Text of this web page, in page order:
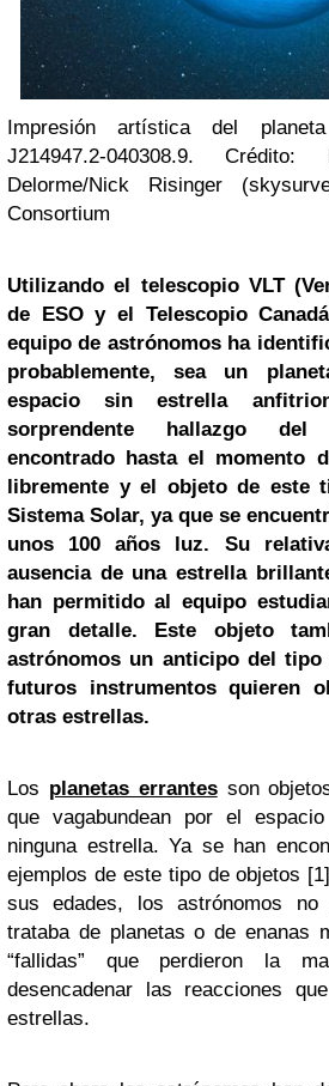
Impresión artística del
J214947.2-040308.9. Crédito:
Delorme/Nick Risinger
Consortium
Utilizando el telescopio VLT
de ESO y el Telescopio
equipo de astrónomos ha
probablemente, sea un
espacio sin estrella
sorprendente hallazgo del
encontrado hasta el momento
libremente y el objeto de este
Sistema Solar, ya que se
unos 100 años luz. Su
ausencia de una estrella
han permitido al equipo
gran detalle. Este objeto
astrónomos un anticipo del tipo
futuros instrumentos quieren
otras estrellas.
Los planetas errantesson
que vagabundean por el
ninguna estrella. Ya se han
ejemplos de este tipo de objetos
sus edades, los astrónomos
trataba de planetas o de enanas
“fallidas” que perdieron la
desencadenar las reacciones
estrellas.